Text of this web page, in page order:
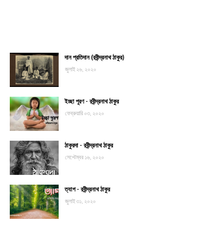
দান প্রতিদান (রবীন্দ্রনাথ ঠাকুর)
জুলাই ২৬, ২০২০
ইচ্ছা পূরণ - রবীন্দ্রনাথ ঠাকুর
ফেব্রুয়ারি ০৩, ২০২০
ঠাকুরদা - রবীন্দ্রনাথ ঠাকুর
সেপ্টেম্বর ১৬, ২০২০
ত্যাগ - রবীন্দ্রনাথ ঠাকুর
জুলাই ৩১, ২০২০